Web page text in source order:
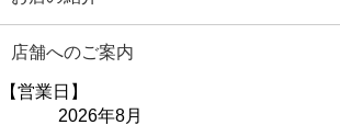
店舗へのご案内
【営業日】
2026年8月